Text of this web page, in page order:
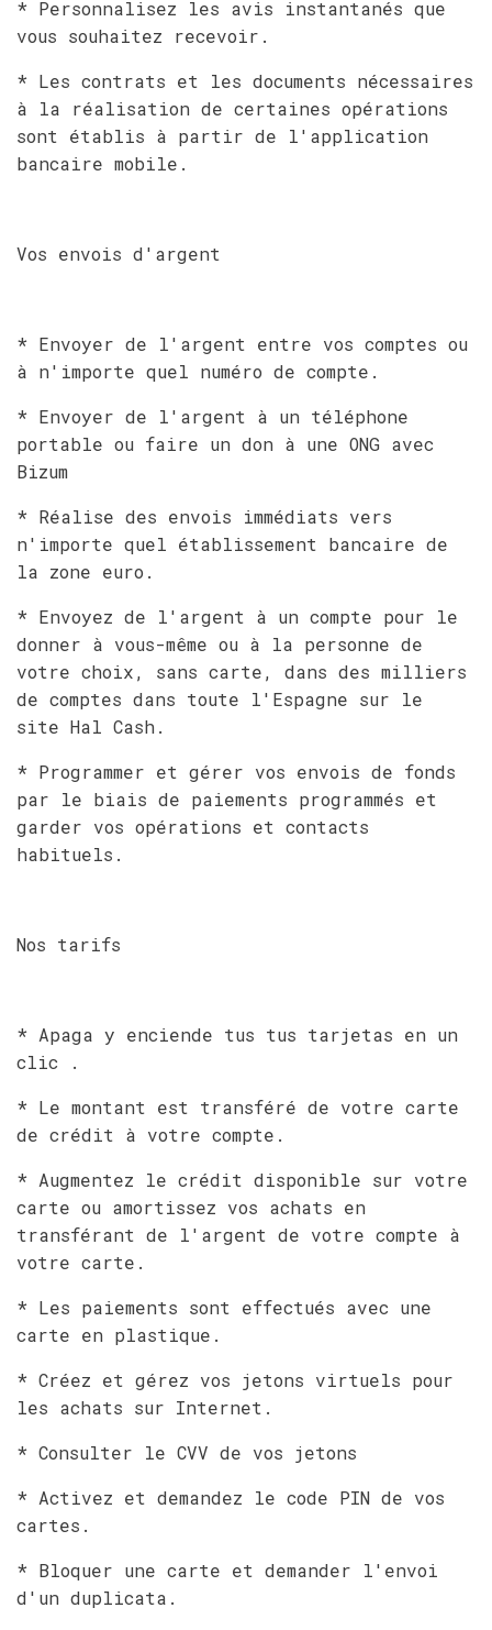
* Personnalisez les avis instantanés que
vous souhaitez recevoir.
* Les contrats et les documents nécessaires
à la réalisation de certaines opérations
sont établis à partir de l'application
bancaire mobile.
Vos envois d'argent
* Envoyer de l'argent entre vos comptes ou
à n'importe quel numéro de compte.
* Envoyer de l'argent à un téléphone
portable ou faire un don à une ONG avec
Bizum
* Réalise des envois immédiats vers
n'importe quel établissement bancaire de
la zone euro.
* Envoyez de l'argent à un compte pour le
donner à vous-même ou à la personne de
votre choix, sans carte, dans des milliers
de comptes dans toute l'Espagne sur le
site Hal Cash.
* Programmer et gérer vos envois de fonds
par le biais de paiements programmés et
garder vos opérations et contacts
habituels.
Nos tarifs
* Apaga y enciende tus tus tarjetas en un
clic .
* Le montant est transféré de votre carte
de crédit à votre compte.
* Augmentez le crédit disponible sur votre
carte ou amortissez vos achats en
transférant de l'argent de votre compte à
votre carte.
* Les paiements sont effectués avec une
carte en plastique.
* Créez et gérez vos jetons virtuels pour
les achats sur Internet.
* Consulter le CVV de vos jetons
* Activez et demandez le code PIN de vos
cartes.
* Bloquer une carte et demander l'envoi
d'un duplicata.